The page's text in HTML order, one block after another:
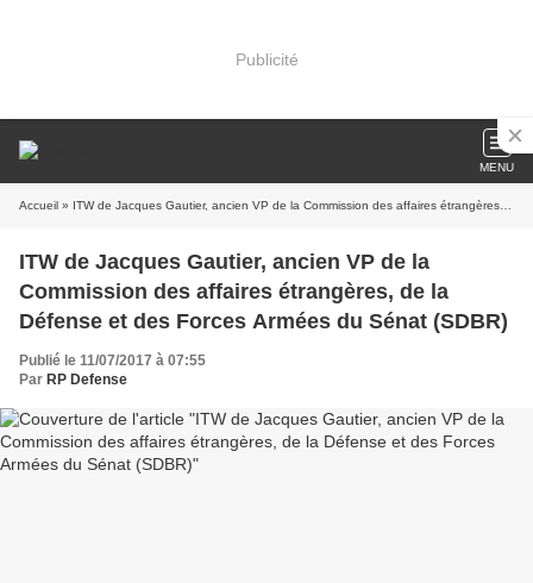
Publicité
MENU
Accueil » ITW de Jacques Gautier, ancien VP de la Commission des affaires étrangères, de la Défense et des Forces Armées du Sénat (SDBR)
ITW de Jacques Gautier, ancien VP de la
Commission des affaires étrangères, de la
Défense et des Forces Armées du Sénat (SDBR)
Publié le 11/07/2017 à 07:55
Par RP Defense